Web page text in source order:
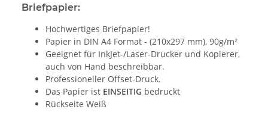
Briefpapier:
Hochwertiges Briefpapier!
Papier in DIN A4 Format - (210x297 mm), 90g/m²
Geeignet für InkJet-/Laser-Drucker und Kopierer,
auch von Hand beschreibbar.
Professioneller Offset-Druck.
Das Papier ist EINSEITIG bedruckt
Rückseite Weiß